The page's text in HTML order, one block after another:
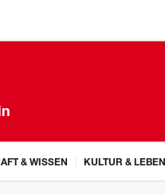
& WISSEN KULTUR & LEBEN